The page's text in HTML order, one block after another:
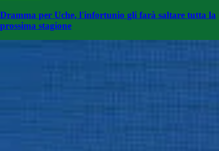
Dramma per Uche, l'infortunio gli farà saltare tutta la
prossima stagione